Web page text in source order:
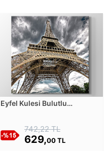
Eyfel Kulesi Bulutlu
742,22 TL
629,00 TL